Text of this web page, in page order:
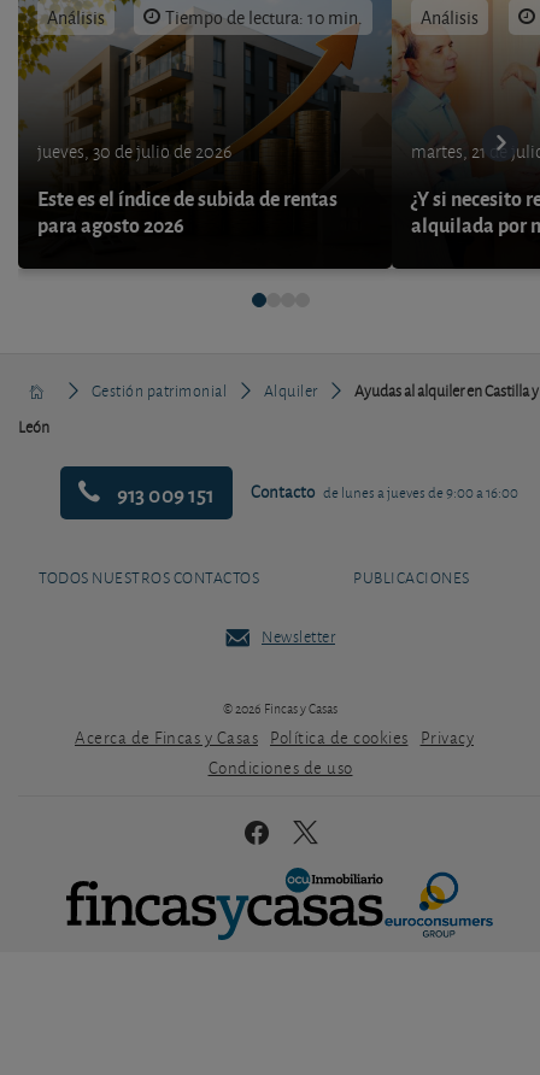
Análisis Tiempo de lectura: 10 min.
jueves, 30 de julio de 2026
Este es el índice de subida de rentas
para agosto 2026
Análisis
martes, 21 de
¿Y si necesito
alquilada por
Gestión patrimonial Alquiler
Ayudas al alquiler en Castilla y
León
913 009 151 Contacto de lunes a jueves de 9:00 a 16:00
TODOS NUESTROS CONTACTOS PUBLICACIONES
Newsletter
© 2026 Fincas y Casas
Acerca de Fincas y Casas Política de cookies
Privacy
Condiciones de uso